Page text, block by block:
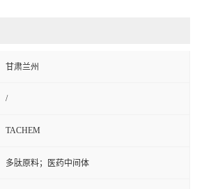
甘肃兰州
/
TACHEM
多肽原料；医药中间体